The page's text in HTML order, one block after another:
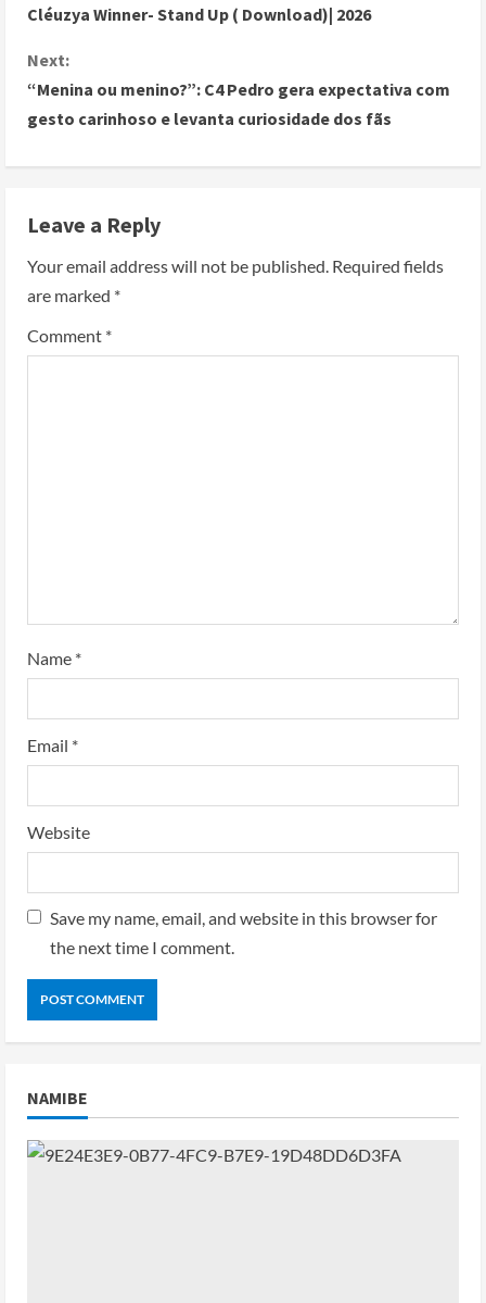
Cléuzya Winner- Stand Up ( Download)| 2026
Next:
“Menina ou menino?”: C4 Pedro gera expectativa com
gesto carinhoso e levanta curiosidade dos fãs
Leave a Reply
Your email address will not be published. Required fields
are marked *
Comment *
Name *
Email *
Website
Save my name, email, and website in this browser for
the next time I comment.
NAMIBE